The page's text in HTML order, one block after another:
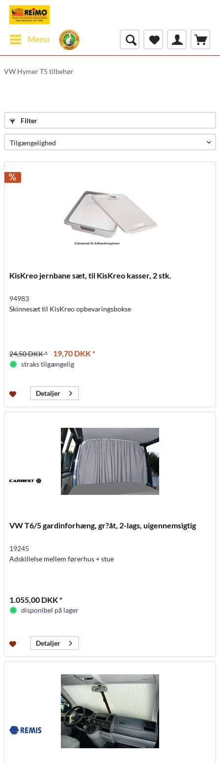
Menu
VW Hymer T5 tilbehør
Filter
KisKreo jernbane sæt, til KisKreo kasser, 2 stk.
94983
Skinnesæt til KisKreo opbevaringsbokse
24,50 DKK * 19,70 DKK *
straks tilgængelig
Detaljer
VW T6/5 gardinforhæng, gr?åt, 2-lags, uigennemsigtig
19245
Adskillelse mellem førerhus + stue
1.055,00 DKK *
disponibel på lager
Detaljer